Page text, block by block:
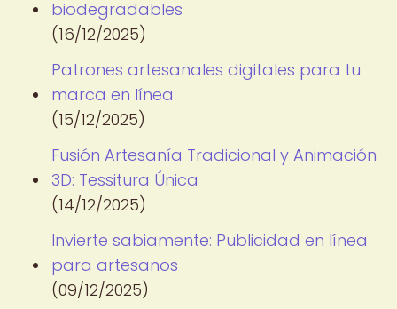
biodegradables
(16/12/2025)
Patrones artesanales digitales para tu
marca en línea
(15/12/2025)
Fusión Artesanía Tradicional y Animación
3D: Tessitura Única
(14/12/2025)
Invierte sabiamente: Publicidad en línea
para artesanos
(09/12/2025)